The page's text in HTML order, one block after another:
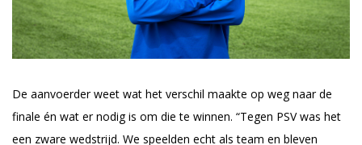
De aanvoerder weet wat het verschil maakte op weg naar de
finale én wat er nodig is om die te winnen. “Tegen PSV was het
een zware wedstrijd. We speelden echt als team en bleven